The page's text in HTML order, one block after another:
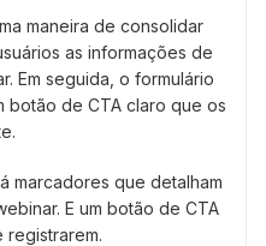
maneira de consolidar
as informações de
Em seguida, o formulário
botão de CTA claro que os
marcadores que detalham
E um botão de CTA
registrarem.